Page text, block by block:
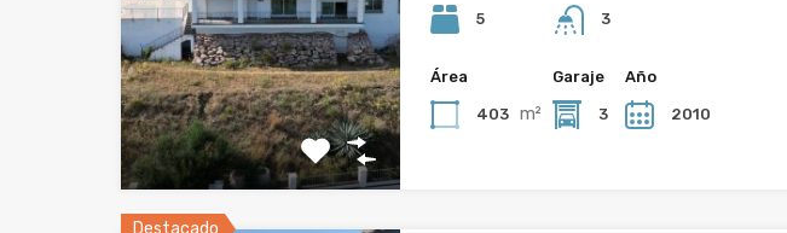
5 3
Área
403 m²
Garaje
3
Año
2010
Destacado